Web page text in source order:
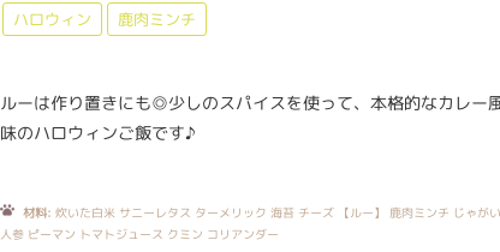
ハロウィン 鹿肉ミンチ
ルーは作り置きにも◎少しのスパイスを使って、本格的なカレー
味のハロウィンご飯です♪
材料: 炊いた白米 サニーレタス ターメリック 海苔 チーズ 【ルー】 鹿肉ミンチ じゃが
人参 ピーマン トマトジュース クミン コリアンダー